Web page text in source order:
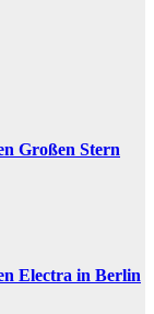
Großen Stern
Electra in Berlin